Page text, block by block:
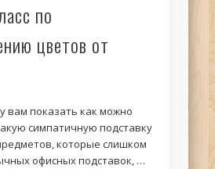
по
цветов от
вам показать как можно
симпатичную подставку
которые слишком
офисных подставок, …